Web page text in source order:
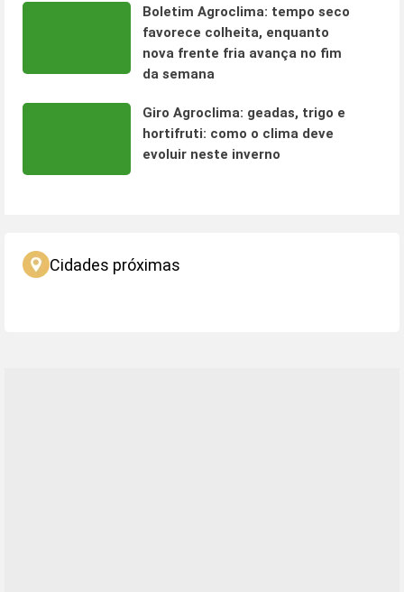
Boletim Agroclima: tempo seco
favorece colheita, enquanto
nova frente fria avança no fim
da semana
Giro Agroclima: geadas, trigo e
hortifruti: como o clima deve
evoluir neste inverno
Cidades próximas